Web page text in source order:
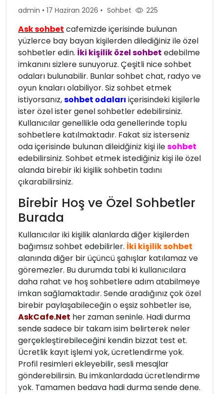
admin • 17 Haziran 2026 • Sohbet 225
Ask sohbet cafemizde içerisinde bulunan
yüzlerce bay bayan kişilerden dilediğiniz ile özel
sohbetler edin. İki kişilik özel sohbet edebilme
imkanını sizlere sunuyoruz. Çeşitli nice sohbet
odaları bulunabilir. Bunlar sohbet chat, radyo ve
oyun knaları olabiliyor. Siz sohbet etmek
istiyorsanız,sohbet odaları içerisindeki kişilerle
ister özel ister genel sohbetler edebilirsiniz.
Kullanıcılar genellikle oda genellerinde toplu
sohbetlere katılmaktadır. Fakat siz isterseniz
oda içerisinde bulunan dileidğiniz kişi ilesohbet
edebilirsiniz. Sohbet etmek istediğiniz kişi ile özel
alanda birebir iki kişilik sohbetin tadını
çıkarabilirsiniz.
Birebir Hoş ve Özel Sohbetler
Burada
Kullanıcılar iki kişilik alanlarda diğer kişilerden
bağımsız sohbet edebilirler. İki kişilik sohbet
alanında diğer bir üçüncü şahışlar katılamaz ve
göremezler. Bu durumda tabi ki kullanıcılara
daha rahat ve hoş sohbetlere adım atabilmeye
imkan sağlamaktadır. Sende aradığınız çok özel
birebir paylaşabileceğin o eşsiz sohbetler ise,
AskCafe.Net her zaman seninle. Hadi durma
sende sadece bir takam isim belirterek neler
gerçekleştirebileceğini kendin bizzat test et.
Ücretlik kayıt işlemi yok, ücretlendirme yok.
Profil resimleri ekleyebilir, sesli mesajlar
gönderebilirsin. Bu imkanlardada ücretlendirme
yok. Tamamen bedava hadi durma sende dene.